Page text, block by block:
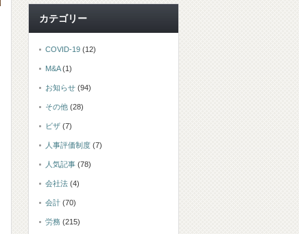
カテゴリー
COVID-19 (12)
M&A(1)
お知らせ (94)
その他 (28)
ビザ (7)
人事評価制度 (7)
人気記事 (78)
会社法 (4)
会計 (70)
労務 (215)